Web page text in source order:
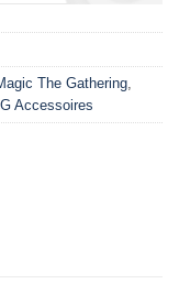
The Gathering
Accessoires